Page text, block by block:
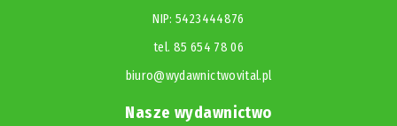
NIP: 5423444876
tel. 85 654 78 06
biuro@wydawnictwovital.pl
Nasze wydawnictwo